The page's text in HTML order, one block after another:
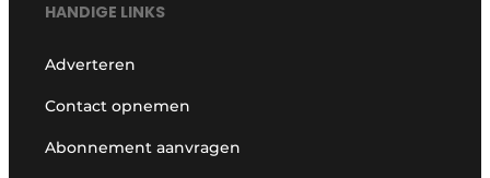
HANDIGE LINKS
Adverteren
Contact opnemen
Abonnement aanvragen